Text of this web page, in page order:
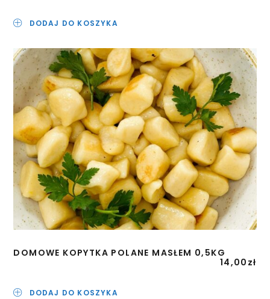
DODAJ DO KOSZYKA
DOMOWE KOPYTKA POLANE MASŁEM 0,5KG
14,00 zł
DODAJ DO KOSZYKA